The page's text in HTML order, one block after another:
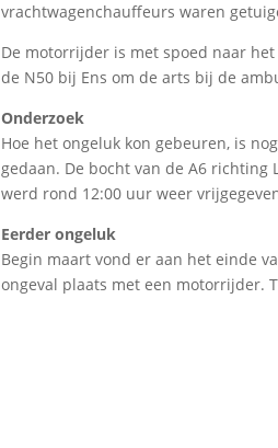
vrachtwagenchauffeurs waren
De motorrijder is met spoed naar
de N50 bij Ens om de arts bij de
Onderzoek
Hoe het ongeluk kon gebeuren, is
gedaan. De bocht van de A6 richting
werd rond 12:00 uur weer
Eerder ongeluk
Begin maart vond er aan het einde
ongeval plaats met een motorrijder.